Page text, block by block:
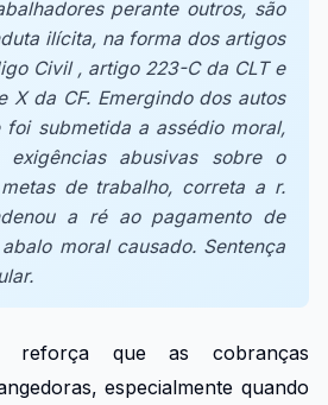
perante outros, são
ilícita, na forma dos artigos
Civil , artigo 223-C da CLT e
X da CF. Emergindo dos autos
foi submetida a assédio moral,
abusivas sobre o
de trabalho, correta a r.
a ré ao pagamento de
moral causado. Sentença
reforça que as cobranças
especialmente quando